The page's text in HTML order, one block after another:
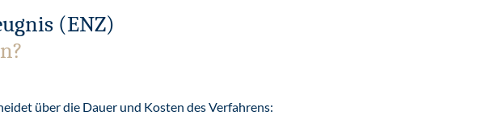
(ENZ)
über die Dauer und Kosten des Verfahrens: